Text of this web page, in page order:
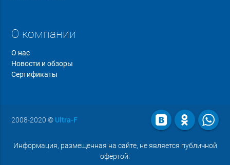
О компании
О нас
Новости и обзоры
Сертификаты
2008-2020 © Ultra-F
Информация, размещенная на сайте, не является публичной
офертой.